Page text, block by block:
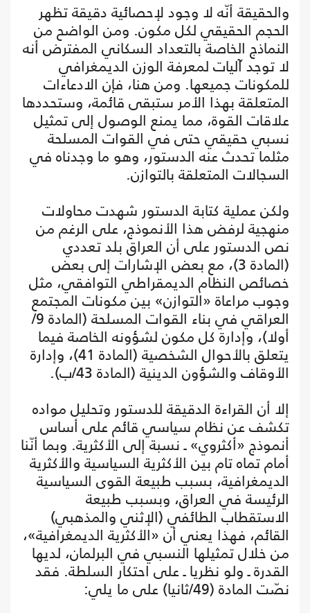
والحقيقة أنّه لا وجود لإحصائية دقيقة تظهر
الحجم الحقيقي لكل مكون. ومن الواضح من
النماذج الخاصة بالتعداد السكاني المفترض أنه
لا توجد آليات لمعرفة الوزن الديمغرافي
للمكونات جميعها. ومن هنا، فإن الادعاءات
المتعلقة بهذا الأمر ستبقى قائمة، وستحددها
علاقات القوة، مما يمنع الوصول إلى تمثيل
نسبي حقيقي حتى في القوات المسلحة
مثلما تحدث عنه الدستور، وهو ما وجدناه في
السجالات المتعلقة بالتوازن.
ولكن عملية كتابة الدستور شهدت محاولات
منهجية لرفض هذا الأنموذج، على الرغم من
نص الدستور على أن العراق بلد تعددي
(المادة 3)، مع بعض الإشارات إلى بعض
خصائص النظام الديمقراطي التوافقي، مثل
وجوب مراعاة «التوازن» بين مكونات المجتمع
العراقي في بناء القوات المسلحة (المادة 9/
أولا)، وإدارة كل مكون لشؤونه الخاصة فيما
يتعلق بالأحوال الشخصية (المادة 41)، وإدارة
الأوقاف والشؤون الدينية (المادة 43/ب).
إلا أن القراءة الدقيقة للدستور وتحليل مواده
تكشف عن نظام سياسي قائم على أساس
أنموذج «أكثروي» ـ نسبة إلى الأكثرية. وبما أنّنا
أمام تماه تام بين الأكثرية السياسية والأكثرية
الديمغرافية، بسبب طبيعة القوى السياسية
الرئيسة في العراق، وبسبب طبيعة
الاستقطاب الطائفي (الإثني والمذهبي)
القائم، فهذا يعني أن «الأكثرية الديمغرافية»،
من خلال تمثيلها النسبي في البرلمان، لديها
القدرة ـ ولو نظريا ـ على احتكار السلطة. فقد
نصّت المادة (49/ثانيا) على ما يلي: